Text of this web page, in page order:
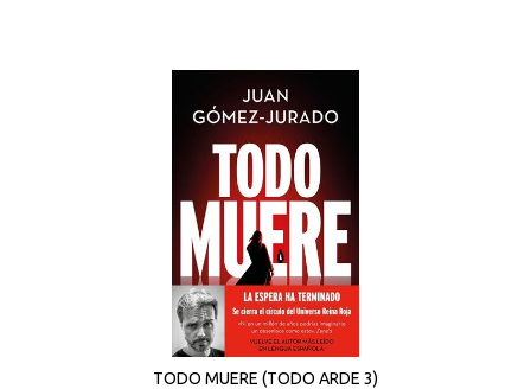
TODO MUERE (TODO ARDE 3)